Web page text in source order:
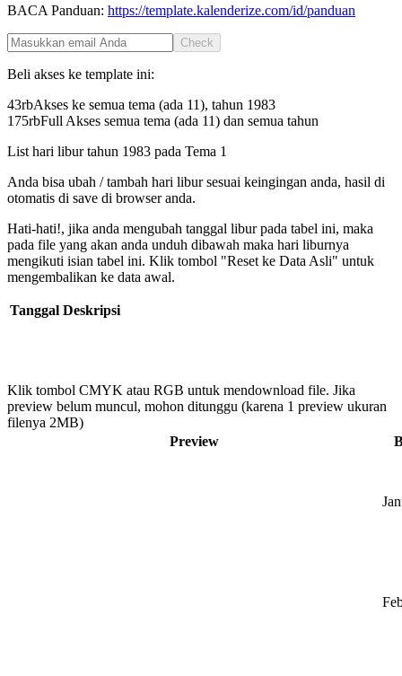
BACA Panduan: https://template.kalenderize.com/id/panduan
Check
Beli akses ke template ini:
43rbAkses ke semua tema (ada 11), tahun 1983
175rbFull Akses semua tema (ada 11) dan semua tahun
List hari libur tahun 1983 pada Tema 1
Anda bisa ubah / tambah hari libur sesuai keingingan anda, hasil di
otomatis di save di browser anda.
Hati-hati!, jika anda mengubah tanggal libur pada tabel ini, maka
pada file yang akan anda unduh dibawah maka hari liburnya
mengikuti isian tabel ini. Klik tombol "Reset ke Data Asli" untuk
mengembalikan ke data awal.
Tanggal Deskripsi
Klik tombol CMYK atau RGB untuk mendownload file. Jika
preview belum muncul, mohon ditunggu (karena 1 preview ukuran
filenya 2MB)
Preview